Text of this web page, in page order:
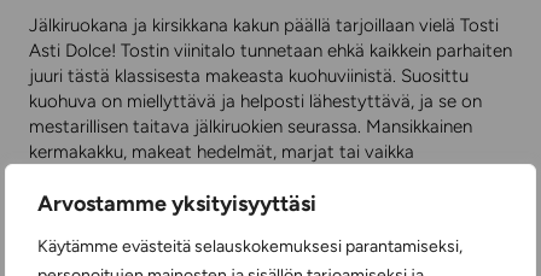
Arvostamme yksityisyyttäsi
Käytämme evästeitä selauskokemuksesi parantamiseksi,
Jälkiruokana ja kirsikkana kakun päällä tarjoillaan vielä Tosti
Asti Dolce! Tostin viinitalo tunnetaan ehkä kaikkein parhaiten
juuri tästä klassisesta makeasta kuohuviinistä. Suosittu
kuohuva on miellyttävä ja helposti lähestyttävä, ja se on
mestarillisen taitava jälkiruokien seurassa. Mansikkainen
kermakakku, makeat hedelmät, marjat tai vaikka
päättää maistelukierros. Ensi kertaa ja uusia tastingeja